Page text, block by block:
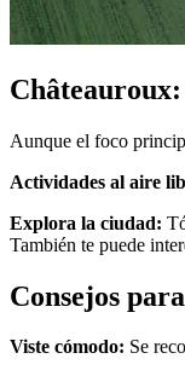
Aunque el foco
Actividades al aire
Explora la ciudad:
También te puede
Consejos
Viste cómodo: Se